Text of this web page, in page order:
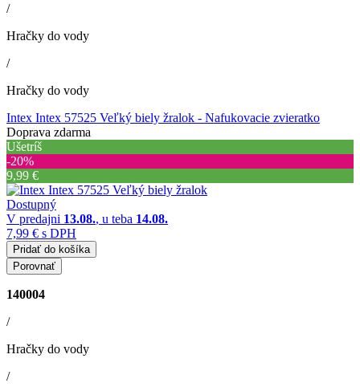
/
Hračky do vody
/
Hračky do vody
Intex Intex 57525 Veľký biely žralok - Nafukovacie zvieratko
Doprava zdarma
Ušetríš
‐20%
9,99 €
Dostupný
V predajni 13.08., u teba 14.08.
7,99 € s DPH
Pridať do košíka
Porovnať
140004
/
Hračky do vody
/